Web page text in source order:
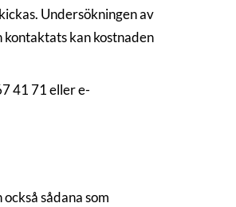
Undersökningen av
kan kostnaden
41 71 eller e-
sådana som